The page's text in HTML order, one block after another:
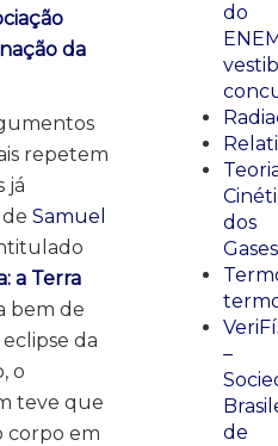
da
repetem
já
Samuel
a Terra
bem de
da
o
teve que
corpo em
do
dos
Gases
–
de